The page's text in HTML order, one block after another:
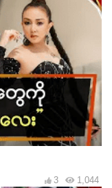
1,044
3